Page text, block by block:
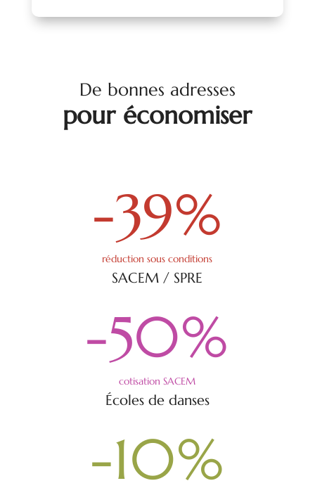
De bonnes adresses
pour économiser
-39%
réduction sous conditions
SACEM / SPRE
-50%
cotisation SACEM
Écoles de danses
-10%